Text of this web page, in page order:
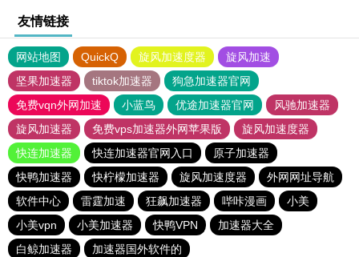
友情链接
网站地图 QuickQ 旋风加速度器
旋风加速
坚果加速器
tiktok加速器
狗急加速器官网
免费vqn外网加速
小蓝鸟 优途加速器官网
风驰加速器
旋风加速器
免费vps加速器外网苹果版
旋风加速度器
快连加速器
快连加速器官网入口
原子加速器
快鸭加速器
快柠檬加速器 旋风加速度器
外网网址导航
软件中心
雷霆加速 狂飙加速器 哔咔漫画
小美
小美vpn
小美加速器 快鸭VPN
加速器大全
白鲸加速器
加速器国外软件的